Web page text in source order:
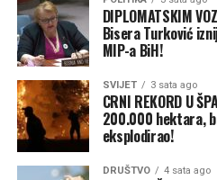
DIPLOMATSKIM
Bisera Turković
MIP-a BiH!
SVIJET 3 sata ago
CRNI REKORD U
200.000 hektara,
eksplodirao!
DRUŠTVO 4 sata ago